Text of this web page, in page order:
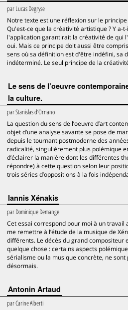
parLucas Degryse
Notre texte est une réflexion sur le
Qu'est-ce que la créativité artistique ? Y a-
l'application garantirait la créativité de qui
oui. Mais ce principe doit aussi être
sens où sa définition est d'être indéfini, sa
indéterminé. Le seul principe de la
Le sens de l’oeuvre
la culture.
parStanislas d’Ornano
La question du sens de l’oeuvre d’art
objet d’une analyse savante se pose de
depuis le tournant postmoderne des
radicalité, singulièrement plus polémique
d’éclairer la manière dont les différentes
répondre) à cette question selon leur
trois séries d’oppositions à la fois
Iannis Xénakis
parDominique Demange
Cet essai correspond pour moi à un travail
me remettre à l’étude de la musique de
différents. Le décès du grand compositeur
quelque chose : certains aspects
sérialisme ou la musique concrète, ne
désormais.
Antonin Artaud
parCarine Alberti